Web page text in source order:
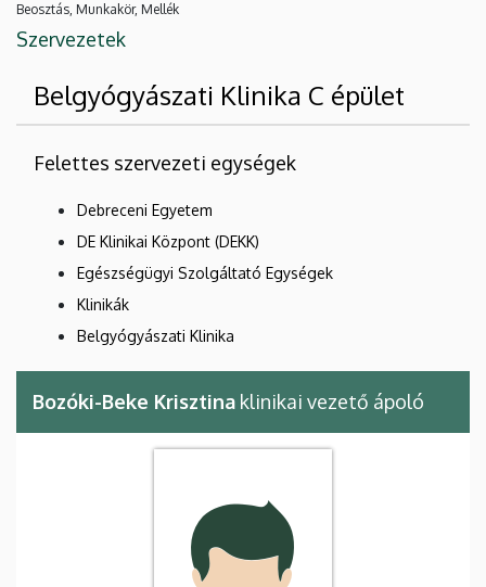
Beosztás, Munkakör, Mellék
Szervezetek
Belgyógyászati Klinika C épület
Felettes szervezeti egységek
Debreceni Egyetem
DE Klinikai Központ (DEKK)
Egészségügyi Szolgáltató Egységek
Klinikák
Belgyógyászati Klinika
Bozóki-Beke Krisztina klinikai vezető ápoló